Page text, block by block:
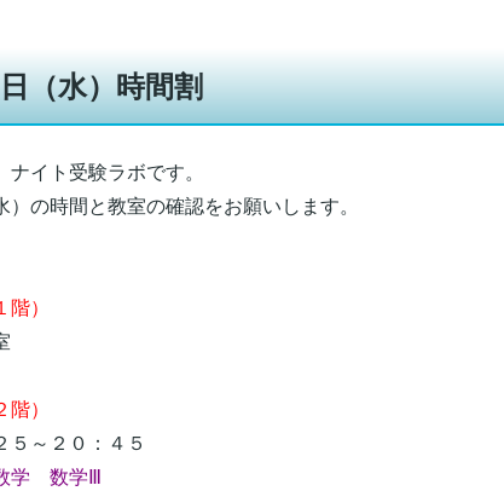
（水）時間割
ナイト受験ラボです。
）の時間と教室の確認をお願いします。
）
階）
～２０：４５
学 数学Ⅲ